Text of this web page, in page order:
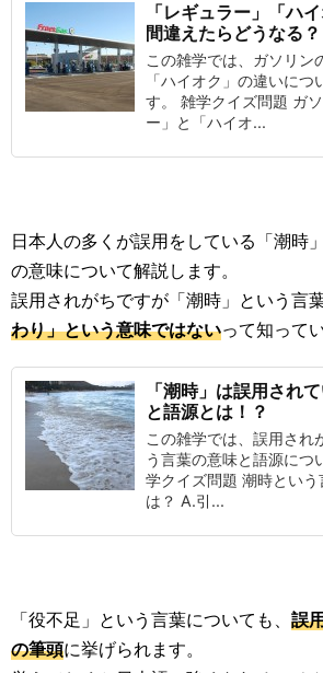
「レギュラー」「ハ
間違えたらどうなる？
この雑学では、ガソリン
「ハイオク」の違いにつ
す。 雑学クイズ問題 ガ
ー」と「ハイオ...
日本人の多くが誤用をしている「潮時
の意味について解説します。
誤用されがちですが「潮時」という言
わり」という意味ではないって知って
「潮時」は誤用され
と語源とは！？
この雑学では、誤用され
う言葉の意味と語源につ
学クイズ問題 潮時とい
は？ A.引...
「役不足」という言葉についても、 誤
の筆頭に挙げられます。